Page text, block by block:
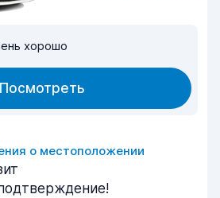
хорошо
Посмотреть
о местоположении